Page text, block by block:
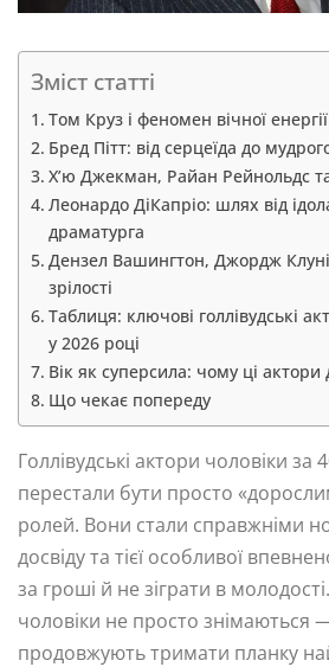
Зміст статті
Том Круз і феномен вічної енергії
Бред Пітт: від серцеїда до
Х’ю Джекман, Райан Рейнольдс
Леонардо ДіКапріо: шлях від
драматурга
Дензел Вашингтон, Джордж
зрілості
Таблиця: ключові голлівудські
у 2026 році
Вік як суперсила: чому ці актори
Що чекає попереду
Голлівудські актори чоловіки за
перестали бути просто
ролей. Вони стали справжніми
досвіду та тієї особливої
за гроші й не зіграти в
чоловіки не просто знімаються
продовжують тримати планку